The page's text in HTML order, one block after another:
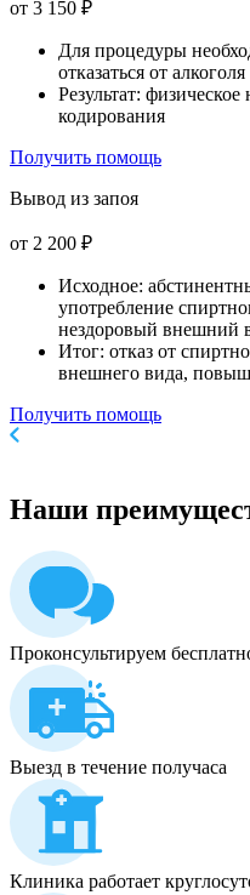
от 3 150 ₽
Для процедуры
отказаться от алкоголя
Результат:
кодирования
Получить помощь
Вывод из запоя
от 2 200 ₽
Исходное:
употребление
нездоровый внешний
Итог: отказ от
внешнего вида,
Получить помощь
Наши
Проконсультируем
Выезд в течение получаса
Клиника работает